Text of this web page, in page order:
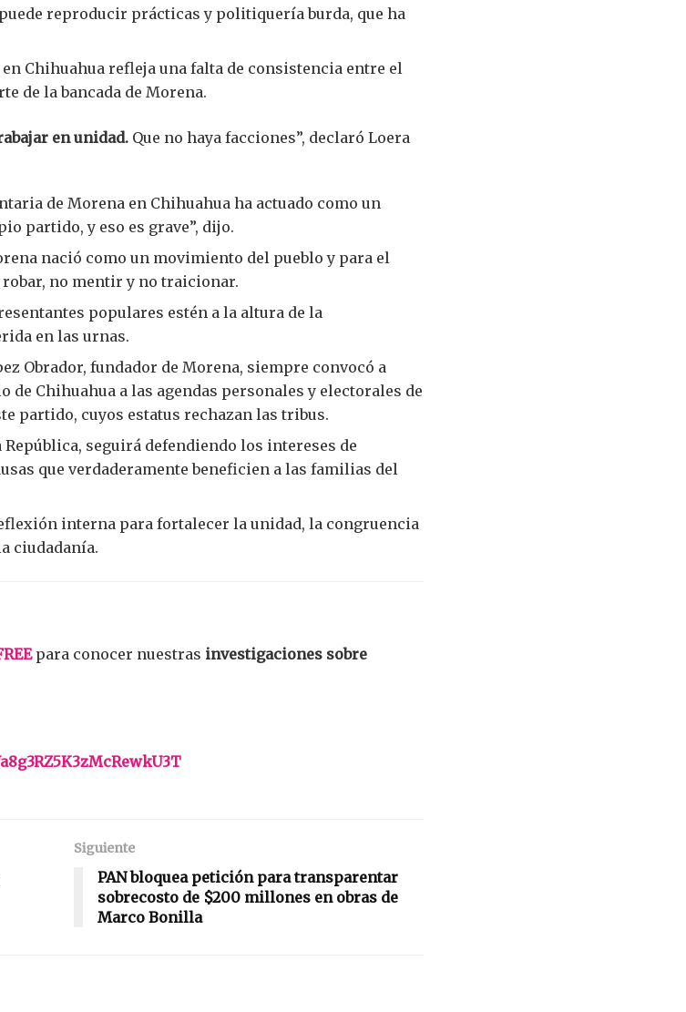
reproducir prácticas y politiquería burda, que ha
Chihuahua refleja una falta de consistencia entre el
de la bancada de Morena.
en unidad. Que no haya facciones”, declaró Loera
de Morena en Chihuahua ha actuado como un
partido, y eso es grave”, dijo.
nació como un movimiento del pueblo y para el
no mentir y no traicionar.
populares estén a la altura de la
en las urnas.
Obrador, fundador de Morena, siempre convocó a
de Chihuahua a las agendas personales y electorales de
partido, cuyos estatus rechazan las tribus.
República, seguirá defendiendo los intereses de
que verdaderamente beneficien a las familias del
interna para fortalecer la unidad, la congruencia
ciudadanía.
para conocer nuestras investigaciones sobre
Siguiente
PAN bloquea petición para transparentar
sobrecosto de $200 millones en obras de
Marco Bonilla